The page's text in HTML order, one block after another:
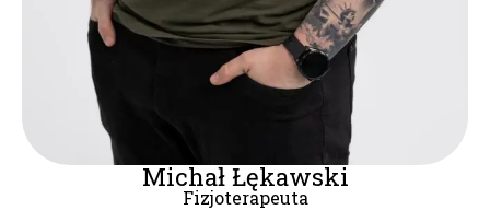
Michał Łękawski
Fizjoterapeuta